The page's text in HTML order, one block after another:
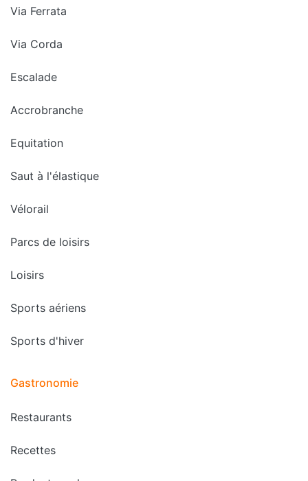
Via Ferrata
Via Corda
Escalade
Accrobranche
Equitation
Saut à l'élastique
Vélorail
Parcs de loisirs
Loisirs
Sports aériens
Sports d'hiver
Gastronomie
Restaurants
Recettes